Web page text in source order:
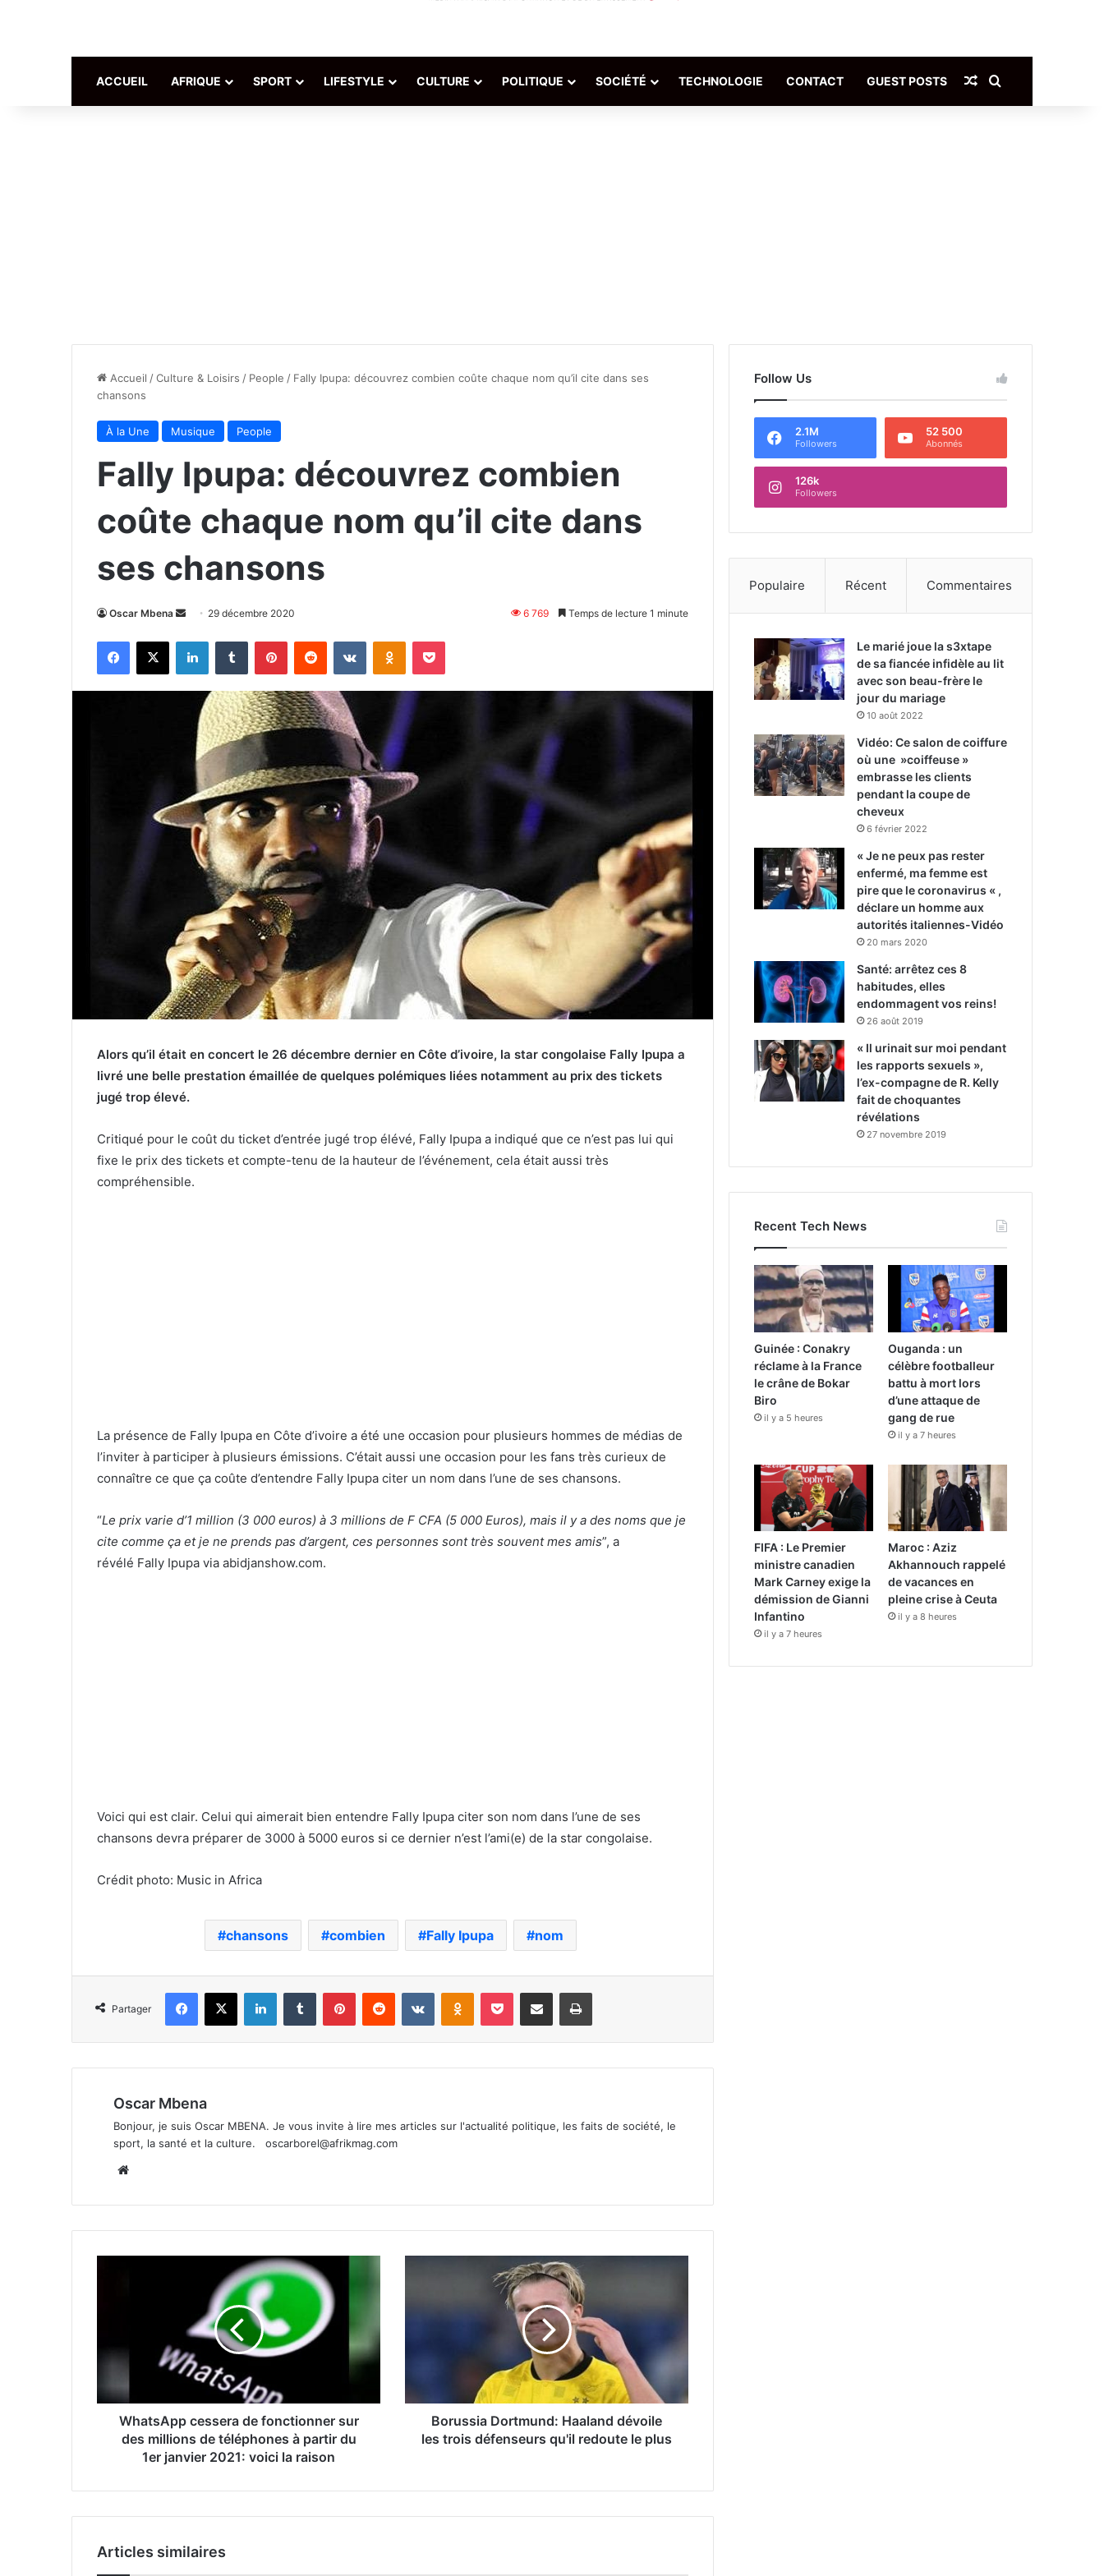
ACCUEIL AFRIQUE SPORT LIFESTYLE CULTURE POLITIQUE SOCIÉTÉ TECHNOLOGIE CONTACT GUEST POSTS Article Aléatoire
Accueil /Culture & Loisirs / People / Fally Ipupa: découvrez combien coûte chaque nom qu’il cite dans ses
chansons
À la Une Musique People
Fally Ipupa: découvrez combien
coûte chaque nom qu’il cite dans
ses chansons
Oscar Mbena
Envoyer
courriel
29 décembre 2020 6 769 Temps de lecture 1 minute
Facebook
X LinkedinTumblr PinterestReddit VKontakteOdnoklassniki
Pocket
Alors qu’il était en concert le 26 décembre dernier en Côte d’ivoire, la star congolaise Fally Ipupa a
livré une belle prestation émaillée de quelques polémiques liées notamment au prix des tickets
jugé trop élevé.
Critiqué pour le coût du ticket d’entrée jugé trop élévé, Fally Ipupa a indiqué que ce n’est pas lui qui
fixe le prix des tickets et compte-tenu de la hauteur de l’événement, cela était aussi très
compréhensible.
La présence de Fally Ipupa en Côte d’ivoire a été une occasion pour plusieurs hommes de médias de
l’inviter à participer à plusieurs émissions. C’était aussi une occasion pour les fans très curieux de
connaître ce que ça coûte d’entendre Fally Ipupa citer un nom dans l’une de ses chansons.
“Le prix varie d’1 million (3 000 euros) à 3 millions de F CFA (5 000 Euros), mais il y a des noms que je
cite comme ça et je ne prends pas d’argent, ces personnes sont très souvent mes amis”, a
révélé Fally Ipupa via abidjanshow.com.
Voici qui est clair. Celui qui aimerait bien entendre Fally Ipupa citer son nom dans l’une de ses
chansons devra préparer de 3000 à 5000 euros si ce dernier n’est l’ami(e) de la star congolaise.
Crédit photo: Music in Africa
chansons combien Fally Ipupa nom
Partager
Facebook
X LinkedinTumblr PinterestReddit VKontakteOdnoklassniki
Pocket Partager par email Imprimer
Oscar Mbena
Bonjour, je suis Oscar MBENA. Je vous invite à lire mes articles sur l'actualité politique, les faits de société, le
sport, la santé et la culture. oscarborel@afrikmag.com
WhatsApp cessera de fonctionner sur
des millions de téléphones à partir du
1er janvier 2021: voici la raison
Borussia Dortmund: Haaland dévoile
les trois défenseurs qu'il redoute le plus
Articles similaires
Follow Us
2.1M
Followers
52 500
Abonnés
126k
Followers
Populaire Récent Commentaires
Le marié joue la s3xtape
de sa fiancée infidèle au lit
avec son beau-frère le
jour du mariage
10 août 2022
Vidéo: Ce salon de coiffure
où une »coiffeuse »
embrasse les clients
pendant la coupe de
cheveux
6 février 2022
« Je ne peux pas rester
enfermé, ma femme est
pire que le coronavirus « ,
déclare un homme aux
autorités italiennes-Vidéo
20 mars 2020
Santé: arrêtez ces 8
habitudes, elles
endommagent vos reins!
26 août 2019
« Il urinait sur moi pendant
les rapports sexuels »,
l’ex-compagne de R. Kelly
fait de choquantes
révélations
27 novembre 2019
Recent Tech News
Guinée : Conakry
réclame à la France
le crâne de Bokar
Biro
il y a 5 heures
Ouganda : un
célèbre footballeur
battu à mort lors
d’une attaque de
gang de rue
il y a 7 heures
FIFA : Le Premier
ministre canadien
Mark Carney exige la
démission de Gianni
Infantino
il y a 7 heures
Maroc : Aziz
Akhannouch rappelé
de vacances en
pleine crise à Ceuta
il y a 8 heures